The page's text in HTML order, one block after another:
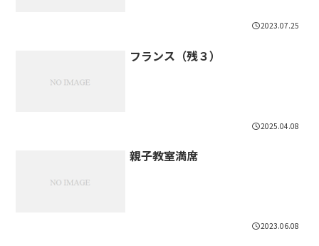
2023.07.25
フランス（残３）
2025.04.08
親子教室満席
2023.06.08